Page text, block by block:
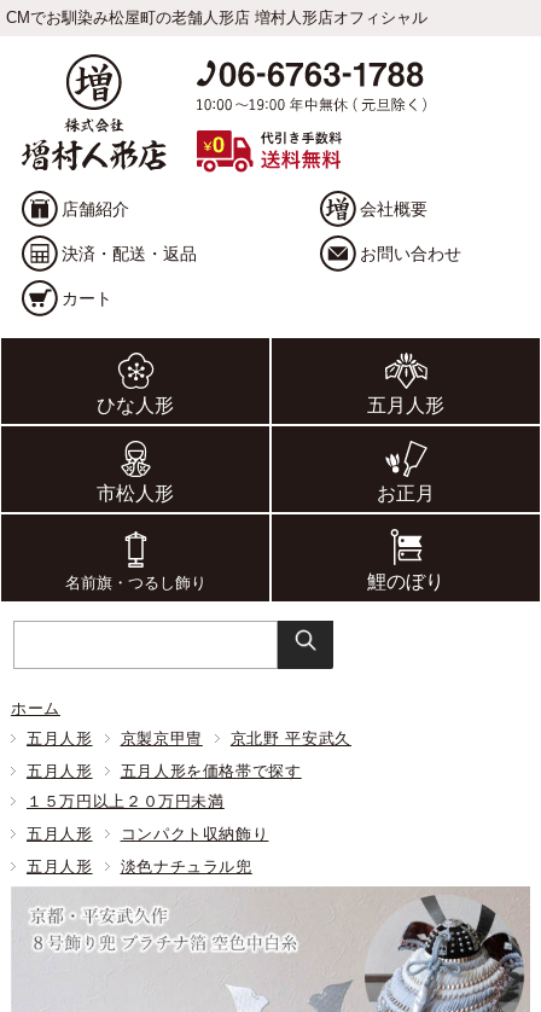
CMでお馴染み松屋町の老舗人形店 増村人形店オフィシャル
店舗紹介 会社概要
決済・配送・返品 お問い合わせ
カート
ひな人形 五月人形
市松人形 お正月
名前旗・つるし飾り 鯉のぼり
ホーム
五月人形
京製京甲冑
京北野 平安武久
五月人形
五月人形を価格帯で探す
１５万円以上２０万円未満
五月人形
コンパクト収納飾り
五月人形
淡色ナチュラル兜